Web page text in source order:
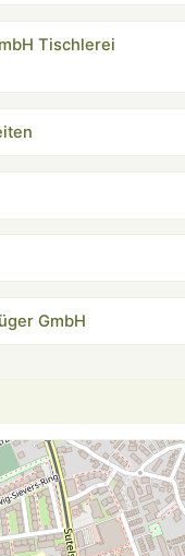
Tischlerei
GmbH